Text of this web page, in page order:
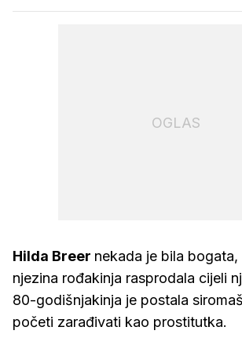
OGLAS
Hilda Breer nekada je bila
njezina rođakinja rasprodala cijeli
80-godišnjakinja je postala
početi zarađivati kao prostitutka.